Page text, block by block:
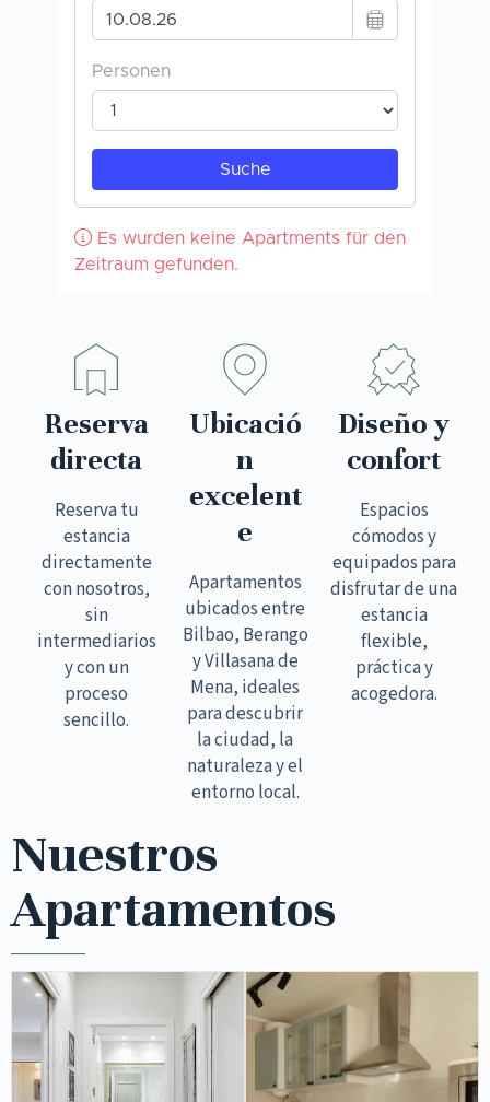
Reserva
directa
Reserva tu
estancia
directamente
con nosotros,
sin
intermediarios
y con un
proceso
sencillo.
Ubicació
n
excelent
e
Apartamentos
ubicados entre
Bilbao, Berango
y Villasana de
Mena, ideales
para descubrir
la ciudad, la
naturaleza y el
entorno local.
Diseño y
confort
Espacios
cómodos y
equipados para
disfrutar de una
estancia
flexible,
práctica y
acogedora.
Nuestros
Apartamentos